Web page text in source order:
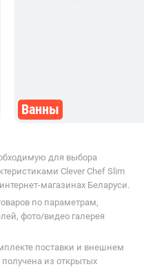
Ванны
для выбора
Clever Chef Slim
магазинах Беларуси.
по параметрам,
фото/видео галерея
поставки и внешнем
получена из открытых